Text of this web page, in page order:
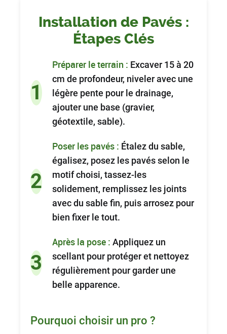
Installation de Pavés :
Étapes Clés
1
Préparer le terrain : Excaver 15 à 20
cm de profondeur, niveler avec une
légère pente pour le drainage,
ajouter une base (gravier,
géotextile, sable).
2
Poser les pavés : Étalez du sable,
égalisez, posez les pavés selon le
motif choisi, tassez-les
solidement, remplissez les joints
avec du sable fin, puis arrosez pour
bien fixer le tout.
3
Après la pose : Appliquez un
scellant pour protéger et nettoyez
régulièrement pour garder une
belle apparence.
Pourquoi choisir un pro ?